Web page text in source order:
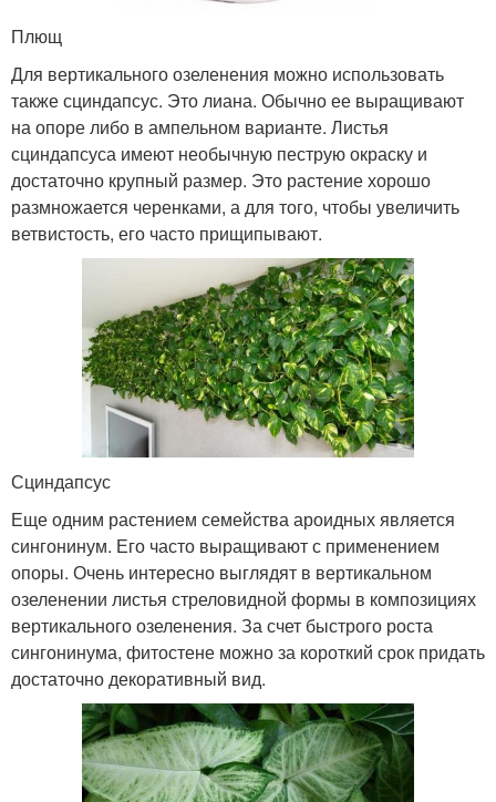
Плющ
Для вертикального озеленения можно использовать
также сциндапсус. Это лиана. Обычно ее выращивают
на опоре либо в ампельном варианте. Листья
сциндапсуса имеют необычную пеструю окраску и
достаточно крупный размер. Это растение хорошо
размножается черенками, а для того, чтобы увеличить
ветвистость, его часто прищипывают.
Сциндапсус
Еще одним растением семейства ароидных является
сингонинум. Его часто выращивают с применением
опоры. Очень интересно выглядят в вертикальном
озеленении листья стреловидной формы в композициях
вертикального озеленения. За счет быстрого роста
сингонинума, фитостене можно за короткий срок придать
достаточно декоративный вид.